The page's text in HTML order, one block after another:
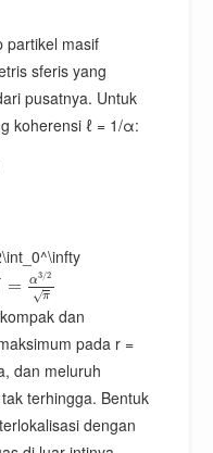
partikel masif
sferis yang
pusatnya. Untuk
koherensi ℓ = 1/α:
= α3/2
π
√
dan
pada r =
dan meluruh
terhingga. Bentuk
dengan